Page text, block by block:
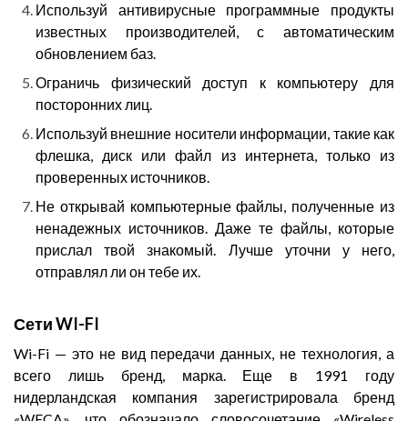
Используй антивирусные программные продукты
известных производителей, с автоматическим
обновлением баз.
Ограничь физический доступ к компьютеру для
посторонних лиц.
Используй внешние носители информации, такие как
флешка, диск или файл из интернета, только из
проверенных источников.
Не открывай компьютерные файлы, полученные из
ненадежных источников. Даже те файлы, которые
прислал твой знакомый. Лучше уточни у него,
отправлял ли он тебе их.
Сети WI-FI
Wi-Fi — это не вид передачи данных, не технология, а
всего лишь бренд, марка. Еще в 1991 году
нидерландская компания зарегистрировала бренд